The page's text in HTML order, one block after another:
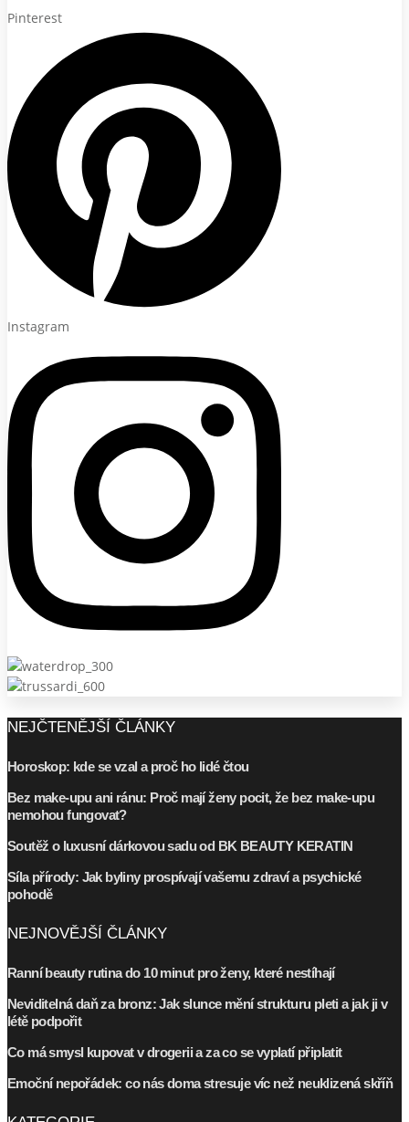
Pinterest
Instagram
NEJČTENĚJŠÍ ČLÁNKY
Horoskop: kde se vzal a proč ho lidé čtou
Bez make-upu ani ránu: Proč mají ženy pocit, že bez make-upu
nemohou fungovat?
Soutěž o luxusní dárkovou sadu od BK BEAUTY KERATIN
Síla přírody: Jak byliny prospívají vašemu zdraví a psychické
pohodě
NEJNOVĚJŠÍ ČLÁNKY
Ranní beauty rutina do 10 minut pro ženy, které nestíhají
Neviditelná daň za bronz: Jak slunce mění strukturu pleti a jak ji v
létě podpořit
Co má smysl kupovat v drogerii a za co se vyplatí připlatit
Emoční nepořádek: co nás doma stresuje víc než neuklizená skříň